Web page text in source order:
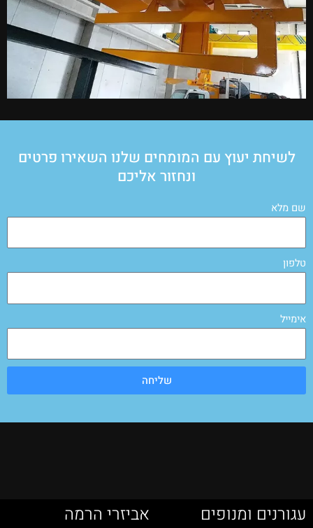
לשיחת יעוץ עם המומחים שלנו השאירו פרטים
ונחזור אליכם
שם מלא
טלפון
אימייל
שליחה
עגורנים ומנופים אביזרי הרמה